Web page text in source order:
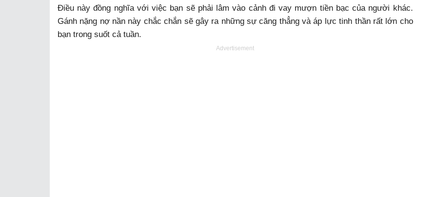
Điều này đồng nghĩa với việc bạn sẽ phải lâm vào cảnh đi vay mượn tiền bạc của người khác.
Gánh nặng nợ nần này chắc chắn sẽ gây ra những sự căng thẳng và áp lực tinh thần rất lớn cho
bạn trong suốt cả tuần.
Advertisement